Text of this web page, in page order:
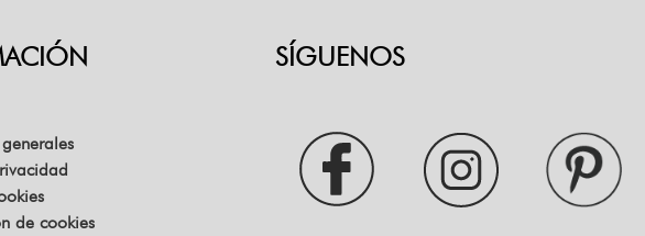
de cookies
SÍGUENOS